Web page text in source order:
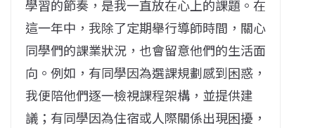
學習的節奏，是我一直放在心上的課題。在
這一年中，我除了定期舉行導師時間，關心
同學們的課業狀況，也會留意他們的生活面
向。例如，有同學因為選課規劃感到困惑，
我便陪他們逐一檢視課程架構，並提供建
議；有同學因為住宿或人際關係出現困擾，